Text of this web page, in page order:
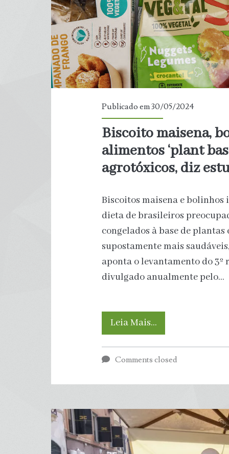
Natal
Publicado em 30/05/2024
Biscoito maisena,
alimentos ‘plant
agrotóxicos, diz
Biscoitos maisena e
dieta de brasileiros
congelados à base de
supostamente mais
aponta o levantamento do 3º
divulgado anualmente pelo…
Leia Mais…Biscoito
maisena,
e
até
Comments closed